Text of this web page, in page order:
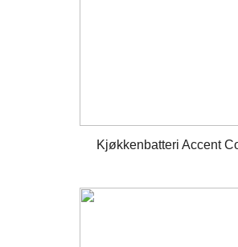
Kjøkkenbatteri Accent